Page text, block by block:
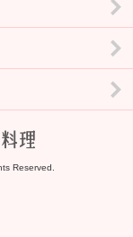
Reserved.